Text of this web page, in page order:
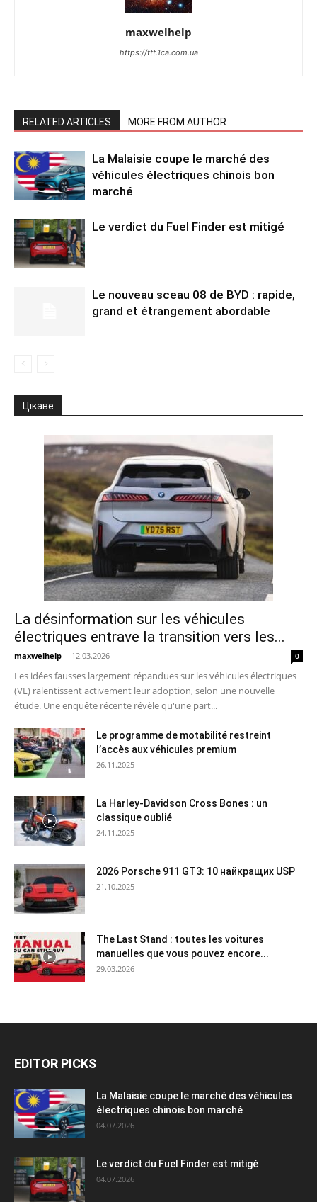
maxwelhelp
https://ttt.1ca.com.ua
RELATED ARTICLES MORE FROM AUTHOR
La Malaisie coupe le marché des
véhicules électriques chinois bon
marché
Le verdict du Fuel Finder est mitigé
Le nouveau sceau 08 de BYD : rapide,
grand et étrangement abordable
Цікаве
La désinformation sur les véhicules
électriques entrave la transition vers les...
maxwelhelp - 12.03.2026 0
Les idées fausses largement répandues sur les véhicules électriques
(VE) ralentissent activement leur adoption, selon une nouvelle
étude. Une enquête récente révèle qu'une part...
Le programme de motabilité restreint
l’accès aux véhicules premium
26.11.2025
La Harley-Davidson Cross Bones : un
classique oublié
24.11.2025
2026 Porsche 911 GT3: 10 найкращих USP
21.10.2025
The Last Stand : toutes les voitures
manuelles que vous pouvez encore...
29.03.2026
EDITOR PICKS
La Malaisie coupe le marché des véhicules
électriques chinois bon marché
04.07.2026
Le verdict du Fuel Finder est mitigé
04.07.2026